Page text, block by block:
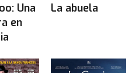
Una
en
La abuela